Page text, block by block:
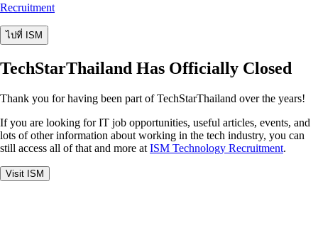
Recruitment
ไปที่ ISM
TechStarThailand Has Officially Closed
Thank you for having been part of TechStarThailand over the years!
If you are looking for IT job opportunities, useful articles, events, and
lots of other information about working in the tech industry, you can
still access all of that and more at ISM Technology Recruitment.
Visit ISM